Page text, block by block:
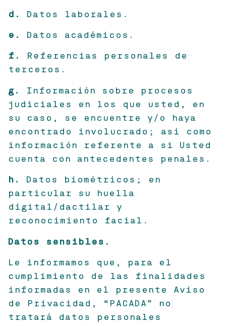
d. Datos laborales.
e. Datos académicos.
f.
Referencias personales de
terceros.
g.
Información sobre procesos
judiciales en los que usted, en
su caso, se encuentre y/o haya
encontrado involucrado; así como
información referente a si Usted
cuenta con antecedentes penales.
h.
Datos biométricos; en
particular su huella
digital/dactilar y
reconocimiento facial.
Datos sensibles.
Le informamos que, para el
cumplimiento de las finalidades
informadas en el presente Aviso
de Privacidad, “PACADA” no
tratará datos personales